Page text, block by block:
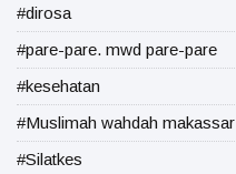
#dirosa
#pare-pare. mwd pare-pare
#kesehatan
#Muslimah wahdah makassar
#Silatkes